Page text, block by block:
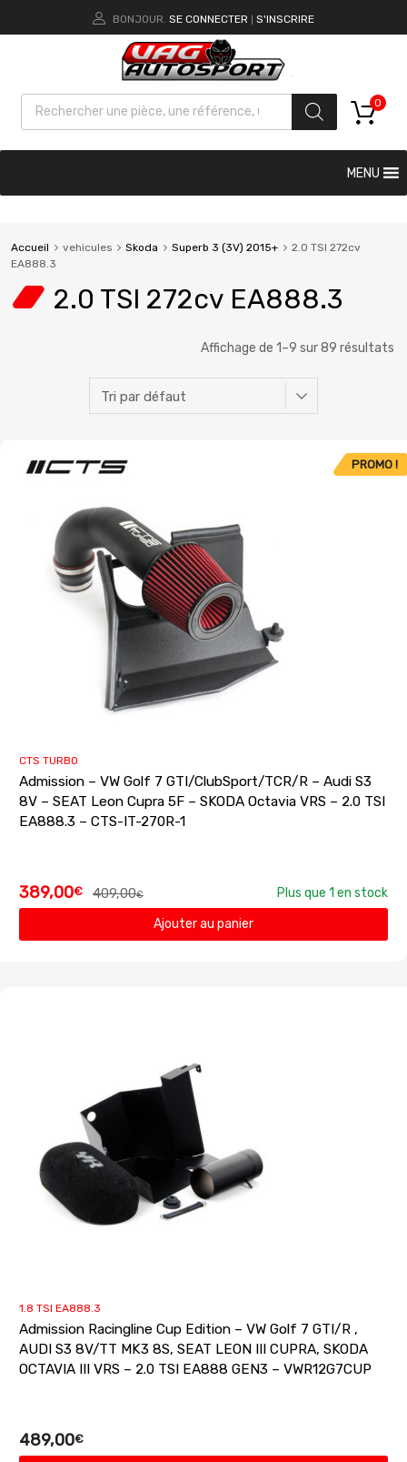
BONJOUR. SE CONNECTER S'INSCRIRE
0
MENU
Accueil vehicules Skoda Superb 3 (3V) 2015+
2.0 TSI 272cv
EA888.3
2.0 TSI 272cv EA888.3
Affichage de 1–9 sur 89 résultats
PROMO !
CTS TURBO
Admission – VW Golf 7 GTI/ClubSport/TCR/R – Audi S3
8V – SEAT Leon Cupra 5F – SKODA Octavia VRS – 2.0 TSI
EA888.3 – CTS-IT-270R-1
409,00€
389,00€
Plus que 1 en stock
Ajouter au panier
1.8 TSI EA888.3
Admission Racingline Cup Edition – VW Golf 7 GTI/R ,
AUDI S3 8V/TT MK3 8S, SEAT LEON III CUPRA, SKODA
OCTAVIA III VRS – 2.0 TSI EA888 GEN3 – VWR12G7CUP
489,00€